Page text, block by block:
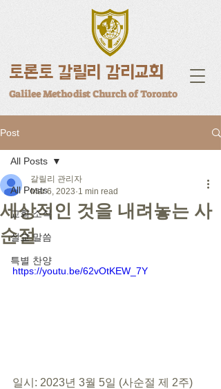
토론토 갈릴리 감리교회
Galilee Methodist Church of Toronto
Post
All Posts
교회 소식
설교 말씀
특별 찬양
All Posts
세상적인 것을 내려놓는 사
순절
갈릴리 관리자
Mar 6, 2023 1 min read
https://youtu.be/62vOtKEW_7Y
일시: 2023년 3월 5일 (사순절 제 2주)